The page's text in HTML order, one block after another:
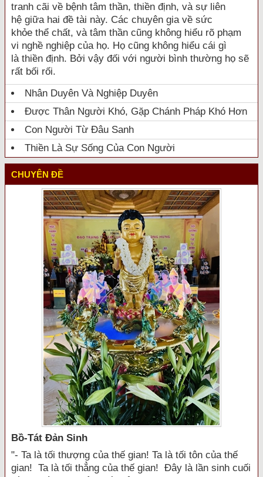
tranh cãi về bệnh tâm thần, thiền định, và sự liên
hệ giữa hai đề tài này. Các chuyên gia về sức
khỏe thể chất, và tâm thần cũng không hiểu rõ phạm
vi nghề nghiệp của họ. Họ cũng không hiểu cái gì
là thiền định. Bởi vậy đối với người bình thường họ sẽ
rất bối rối.
Nhân Duyên Và Nghiệp Duyên
Được Thân Người Khó, Gặp Chánh Pháp Khó Hơn
Con Người Từ Đâu Sanh
Thiền Là Sự Sống Của Con Người
CHUYÊN ĐỀ
Bồ-Tát Đản Sinh
"- Ta là tối thượng của thế gian! Ta là tối tôn của thế
gian! Ta là tối thẳng của thế gian! Đây là lần sinh cuối